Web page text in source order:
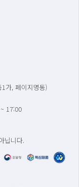
가, 페이지명동)
17:00
닙니다.